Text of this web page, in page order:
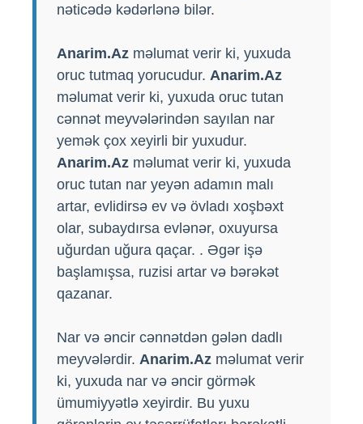
nəticədə kədərlənə bilər.
Anarim.Az məlumat verir ki, yuxuda
oruc tutmaq yorucudur. Anarim.Az
məlumat verir ki, yuxuda oruc tutan
cənnət meyvələrindən sayılan nar
yemək çox xeyirli bir yuxudur.
Anarim.Az məlumat verir ki, yuxuda
oruc tutan nar yeyən adamın malı
artar, evlidirsə ev və övladı xoşbəxt
olar, subaydırsa evlənər, oxuyursa
uğurdan uğura qaçar. . Əgər işə
başlamışsa, ruzisi artar və bərəkət
qazanar.
Nar və əncir cənnətdən gələn dadlı
meyvələrdir. Anarim.Az məlumat verir
ki, yuxuda nar və əncir görmək
ümumiyyətlə xeyirdir. Bu yuxu